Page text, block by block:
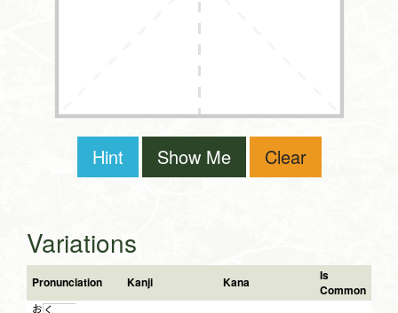
Hint Show Me Clear
Variations
Pronunciation Kanji Kana
Is
Common
お く